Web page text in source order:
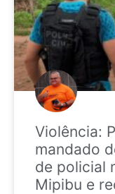
Violência:
mandado
de policial
Mipibu e